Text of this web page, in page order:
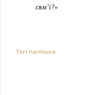
сям’і?»
Тэгі палітыка